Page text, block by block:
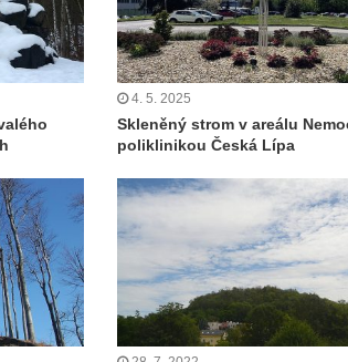
4. 5. 2025
Skleněný strom v areálu
poliklinikou Česká Lípa